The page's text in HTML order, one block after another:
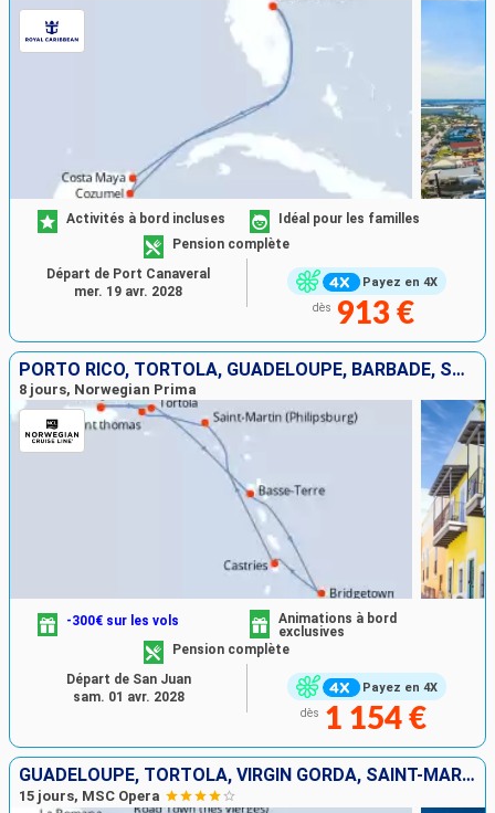
Payez en 4X
Activités à bord incluses
Idéal pour les familles
Pension complète
dès 913 €
Départ de Port Canaveral
mer. 19 avr. 2028
PORTO RICO, TORTOLA, GUADELOUPE, BARBADE, SAINTE-LUCIE, SAINT-MARTIN, SAINT-THOMAS
8 jours, Norwegian Prima
Payez en 4X
-300€ sur les vols
Animations à bord
exclusives
Pension complète
dès 1 154 €
Départ de San Juan
sam. 01 avr. 2028
GUADELOUPE, TORTOLA, VIRGIN GORDA, SAINT-MARTIN, MARTINIQUE, ANTIGUA-ET-BARBUDA, RÉPUBLIQUE DOMINICAINE, BARBADE
15 jours, MSC Opera